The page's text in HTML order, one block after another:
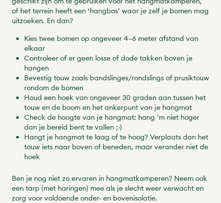
of het terrein heeft een ‘hangbos’ waar je zelf je bomen mag
uitzoeken. En dan?
Kies twee bomen op ongeveer 4–6 meter afstand van
elkaar
Controleer of er geen losse of dode takken boven je
hangen
Bevestig touw zoals bandslinges/rondslings of prusiktouw
rondom de bomen
Houd een hoek van ongeveer 30 graden aan tussen het
touw en de boom en het ankerpunt van je hangmat
Check de hoogte van je hangmat: hang ’m niet hoger
dan je bereid bent te vallen ;-)
Hangt je hangmat te laag of te hoog? Verplaats dan het
touw iets naar boven of beneden, maar verander niet de
hoek
Ben je nog niet zo ervaren in hangmatkamperen? Neem ook
een tarp (met haringen) mee als je slecht weer verwacht en
zorg voor voldoende onder- en bovenisolatie.